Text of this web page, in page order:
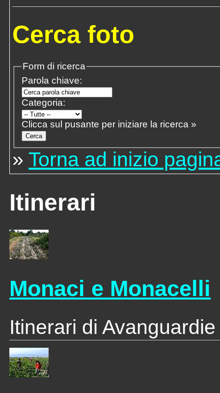
Cerca foto
Form di ricerca
Parola chiave:
Categoria:
Clicca sul pusante per iniziare la ricerca »
» Torna ad inizio
Itinerari
Monaci e Monacelli
Itinerari di Avanguardie